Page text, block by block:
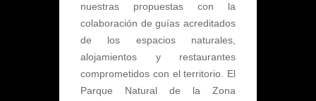
nuestras propuestas con la
colaboración de guías acreditados
de los espacios naturales,
alojamientos y restaurantes
comprometidos con el territorio. El
Parque Natural de la Zona